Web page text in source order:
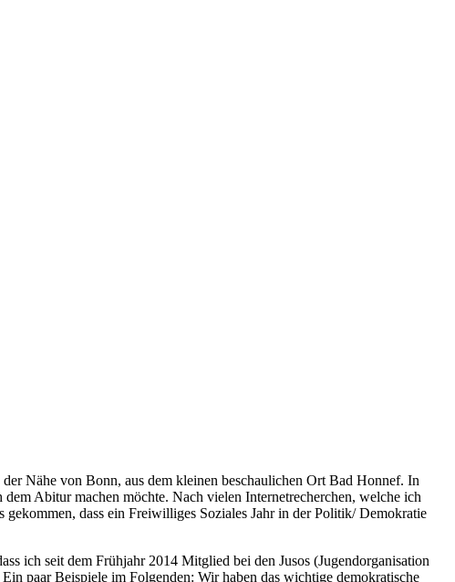
Nähe von Bonn, aus dem kleinen beschaulichen Ort Bad Honnef. In
Abitur machen möchte. Nach vielen Internetrecherchen, welche ich
dass ein Freiwilliges Soziales Jahr in der Politik/ Demokratie
ich seit dem Frühjahr 2014 Mitglied bei den Jusos (Jugendorganisation
paar Beispiele im Folgenden: Wir haben das wichtige demokratische